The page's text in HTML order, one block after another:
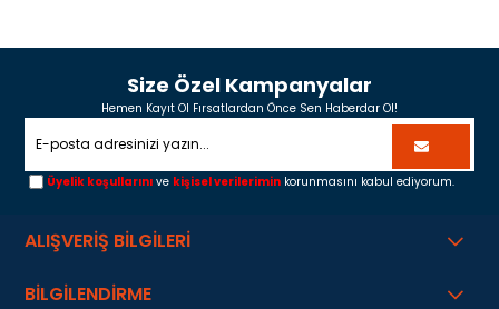
Size Özel Kampanyalar
Hemen Kayıt Ol Fırsatlardan Önce Sen Haberdar Ol!
Üyelik koşullarını ve kişisel verilerimin korunmasını kabul ediyorum.
ALIŞVERİŞ BİLGİLERİ
BİLGİLENDİRME